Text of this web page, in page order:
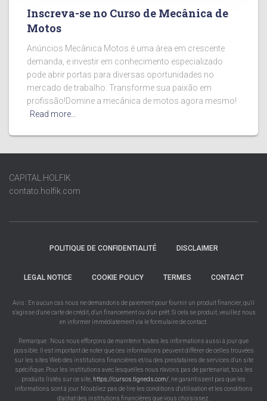
Inscreva-se no Curso de Mecânica de
Motos
Anúncios Mecânica Motos é uma área em crescente
demanda, e investir em conhecimento especializado
pode abrir portas para diversas oportunidades no
mercado de trabalho. Transforme sua paixão em
profissão!Domine a mecânica de motos agora mesmo!
Read more…
CAPITAL.HOLFIK
contato.holfik.com
POLITIQUE DE CONFIDENTIALITÉ DISCLAIMER
LEGAL NOTICE COOKIE POLICY TERMES CONTACT
Avis : En aucun cas nous ne demandons de paiement pour fournir un produit financier, qu'il
s'agisse d'une carte de crédit, d'un financement ou d'un prêt. Si cela se produit, veuillez nous
en informer immédiatement via le formulaire de contact.
Remarque : Nous nous efforçons de maintenir toutes les informations aussi à jour que
possible. Il est important de noter que ces informations peuvent différer de celles trouvées
sur les sites Web des institutions financières et/ou des prestataires de services d'un site
spécifique. Pour les institutions avec lesquelles nous n'avons pas de partenariat, tous les
produits listés sur ce site, https://cursos.tigneds.com/ , ne garantissent pas que les
informations sont à jour. N'oubliez pas de lire les conditions d'utilisation et les conditions
d'achat des institutions financières que vous choisissez.